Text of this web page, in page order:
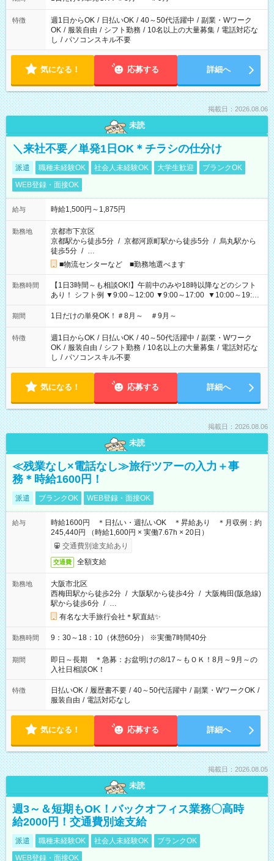
特徴 週1日からOK / 日払いOK / 40～50代活躍中 / 副業・Wワーク
OK / 服装自由 / シフト勤務 / 10名以上の大量募集 / 電話対応な
し / パソコンスキル不要
気になる！ 応募する 詳細へ
掲載日：2026.08.06
未読
＼来社不要／単発1日OK＊チラシの仕分け
派遣 職種未経験OK 社会人未経験OK 大学生歓迎
ブランクOK
WEB登録・面接OK
給与 時給1,500円～1,875円
勤務地
京都市下京区
京都駅から徒歩5分 / 京都河原町駅から徒歩5分 / 烏丸駅から
徒歩5分 / …
■物流センターなど ■勤務地選べます
勤務時間
【1日3時間～も相談OK!】午前中のみや18時以降などのシフト
あり！ シフト例 ▼9:00～12:00 ▼9:00～17:00 ▼10:00～19:00
▼18:00～21:00
期間 1日だけの単発OK！＃8月～ ＃9月～
特徴 週1日からOK / 日払いOK / 40～50代活躍中 / 副業・Wワーク
OK / 服装自由 / シフト勤務 / 10名以上の大量募集 / 電話対応な
し / パソコンスキル不要
気になる！ 応募する 詳細へ
掲載日：2026.08.06
未読
≪残業なし×電話なし≫旅行ツアーの入力＋事
務＊時給1600円！
派遣 ブランクOK WEB登録・面接OK
給与
時給1600円 ＊日払い・週払いOK ＊昇給あり ＊月収例：約
245,440円 （時給1,600円 × 実働7.67h × 20日）
交通費別途支給あり
交通費 全額支給
勤務地
大阪市北区
西梅田駅から徒歩2分 / 大阪駅から徒歩4分 / 大阪梅田(阪急線)
駅から徒歩6分 / …
有名な大手旅行会社＊駅直結✨
勤務時間 9：30～18：10（休憩60分） ※実働7時間40分
期間
即日～長期 ＊急募：お盆明けの8/17～もＯＫ！8月～9月～の
入社日相談OK！
特徴 日払いOK / 履歴書不要 / 40～50代活躍中 / 副業・WワークOK /
服装自由 / 電話対応なし
気になる！ 応募する 詳細へ
掲載日：2026.08.05
未読
週3～＆短期もOK！バックオフィス業務〇高時
給2000円！交通費別途支給
派遣 職種未経験OK 社会人未経験OK
ブランクOK
WEB登録・面接OK